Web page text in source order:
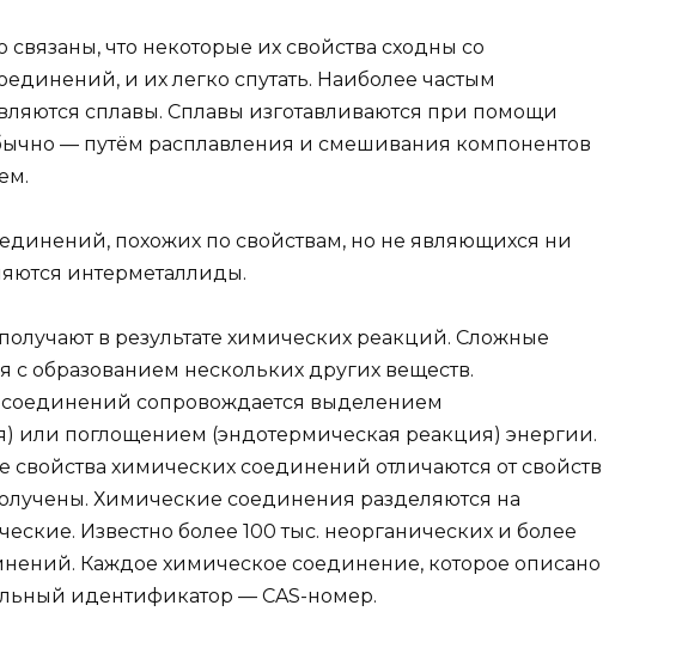
связаны, что некоторые их свойства сходны со
и их легко спутать. Наиболее частым
сплавы. Сплавы изготавливаются при помощи
— путём расплавления и смешивания компонентов
похожих по свойствам, но не являющихся ни
интерметаллиды.
в результате химических реакций. Сложные
с образованием нескольких других веществ.
сопровождается выделением
или поглощением (эндотермическая реакция) энергии.
химических соединений отличаются от свойств
Химические соединения разделяются на
Известно более 100 тыс. неорганических и более
Каждое химическое соединение, которое описано
идентификатор — CAS-номер.